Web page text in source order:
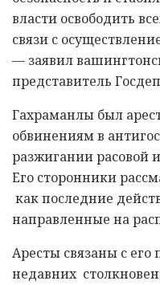
власти освободить
связи с
— заявил
представитель
Гахраманлы был
обвинениям в
разжигании расовой
Его сторонники
как последние
направленные на
Аресты связаны с его
недавних